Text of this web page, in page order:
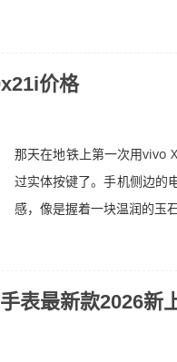
价格
那天在地铁上第一次用vivo
过实体按键了。手机侧边的
感，像是握着一块温润的玉
表最新款2026新